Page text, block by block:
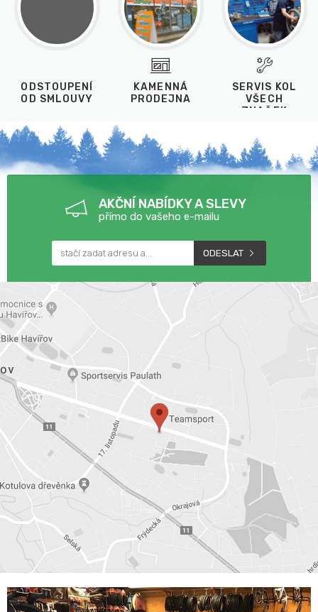
ODSTOUPENÍ
OD SMLOUVY
KAMENNÁ
PRODEJNA
SERVIS KOL
VŠECH
ZNAČEK
AKČNÍ NABÍDKY A SLEVY
přímo do vašeho e-mailu
ODESLAT